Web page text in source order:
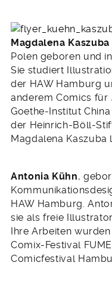
Magdalena Kaszuba
Polen geboren und
Sie studiert
der HAW Hamburg
anderem Comics für
Goethe-Institut
der Heinrich-Böll-
Magdalena
Antonia Kühn,
HAW Hamburg.
sie als freie
Ihre Arbeiten
Comix-Festival
Comicfestival